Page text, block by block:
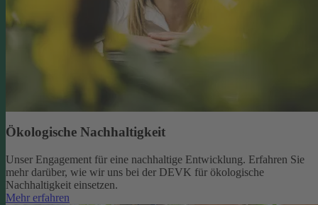
Ökologische Nachhaltigkeit
Unser Engagement für eine nachhaltige Entwicklung. Erfahren Sie
mehr darüber, wie wir uns bei der DEVK für ökologische
Nachhaltigkeit einsetzen.
Mehr erfahren